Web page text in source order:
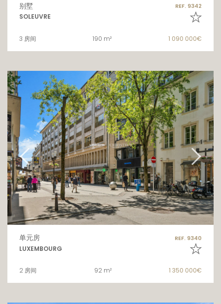
别墅 REF. 9342
SOLEUVRE
3 房间 190 m² 1 090 000€
单元房 REF. 9340
LUXEMBOURG
2 房间 92 m² 1 350 000€